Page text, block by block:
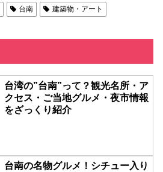
台南 建築物・アート
台湾の”台南”って？観光名所・ア
クセス・ご当地グルメ・夜市情報
をざっくり紹介
台南の名物グルメ！シチュー入り